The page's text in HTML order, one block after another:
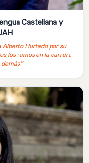
Castellana y
Alberto Hurtado por su
los ramos en la carrera